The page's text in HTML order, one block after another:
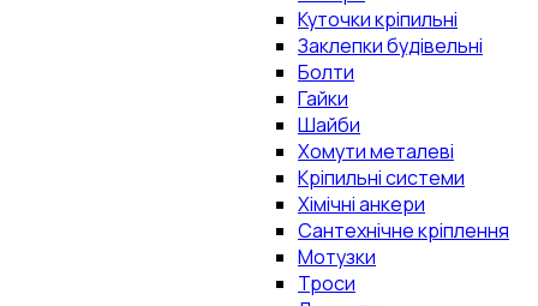
Куточки кріпильні
Заклепки будівельні
Болти
Гайки
Шайби
Хомути металеві
Кріпильні системи
Хімічні анкери
Сантехнічне кріплення
Мотузки
Троси